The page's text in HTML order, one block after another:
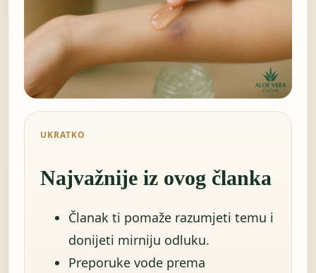
UKRATKO
Najvažnije iz ovog članka
Članak ti pomaže razumjeti temu i
donijeti mirniju odluku.
Preporuke vode prema